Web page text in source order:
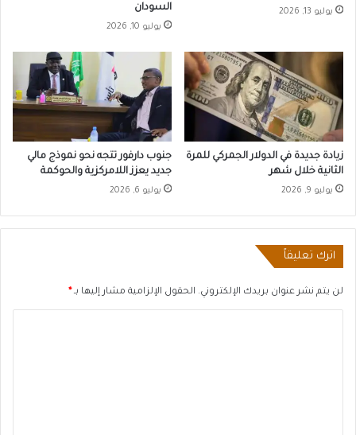
يوليو 13, 2026
السودان
يوليو 10, 2026
زيادة جديدة في الدولار الجمركي للمرة
الثانية خلال شهر
يوليو 9, 2026
جنوب دارفور تتجه نحو نموذج مالي
جديد يعزز اللامركزية والحوكمة
يوليو 6, 2026
اترك تعليقاً
لن يتم نشر عنوان بريدك الإلكتروني. الحقول الإلزامية مشار إليها بـ *